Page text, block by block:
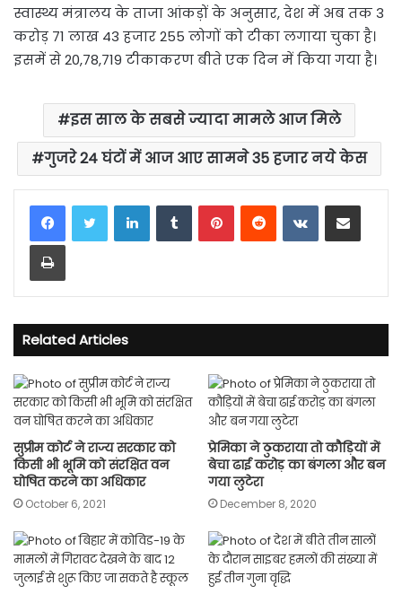
स्वास्थ्य मंत्रालय के ताजा आंकड़ों के अनुसार, देश में अब तक 3
करोड़ 71 लाख 43 हजार 255 लोगों को टीका लगाया चुका है।
इसमें से 20,78,719 टीकाकरण बीते एक दिन में किया गया है।
इस साल के सबसे ज्यादा मामले आज मिले
गुजरे 24 घंटों में आज आए सामने 35 हजार नये केस
LinkedInTumblrPinterestReddit VKontakteShare via Email
Print
Related Articles
सुप्रीम कोर्ट ने राज्य सरकार को
किसी भी भूमि को संरक्षित वन
घोषित करने का अधिकार
October 6, 2021
प्रेमिका ने ठुकराया तो कौड़ियों में
बेचा ढाई करोड़ का बंगला और बन
गया लुटेरा
December 8, 2020